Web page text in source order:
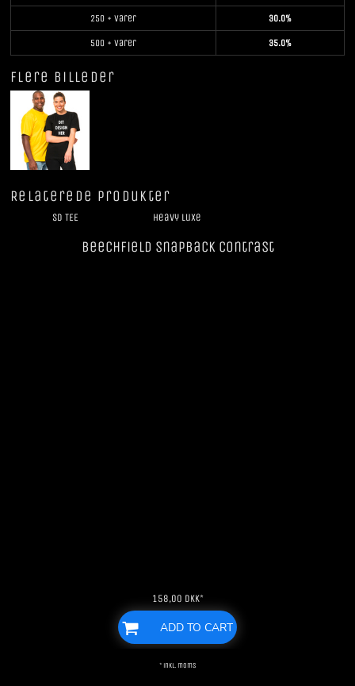
250 + varer 30.0%
500 + varer 35.0%
Flere billeder
Relaterede Produkter
SD TEE Heavy Luxe
Beechfield SnapBack Contrast
158,00 DKK*
ADD TO CART
* inkl. moms